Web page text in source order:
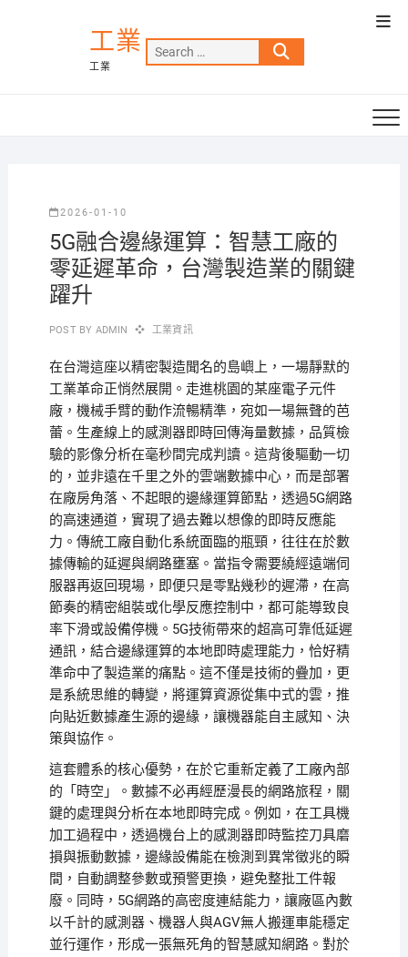
工業
工業
Search
…
2026-01-10
5G融合邊緣運算：智慧工廠的
零延遲革命，台灣製造業的關鍵
躍升
POST BY ADMIN 工業資訊
在台灣這座以精密製造聞名的島嶼上，一場靜默的
工業革命正悄然展開。走進桃園的某座電子元件
廠，機械手臂的動作流暢精準，宛如一場無聲的芭
蕾。生產線上的感測器即時回傳海量數據，品質檢
驗的影像分析在毫秒間完成判讀。這背後驅動一切
的，並非遠在千里之外的雲端數據中心，而是部署
在廠房角落、不起眼的邊緣運算節點，透過5G網路
的高速通道，實現了過去難以想像的即時反應能
力。傳統工廠自動化系統面臨的瓶頸，往往在於數
據傳輸的延遲與網路壅塞。當指令需要繞經遠端伺
服器再返回現場，即便只是零點幾秒的遲滯，在高
節奏的精密組裝或化學反應控制中，都可能導致良
率下滑或設備停機。5G技術帶來的超高可靠低延遲
通訊，結合邊緣運算的本地即時處理能力，恰好精
準命中了製造業的痛點。這不僅是技術的疊加，更
是系統思維的轉變，將運算資源從集中式的雲，推
向貼近數據產生源的邊緣，讓機器能自主感知、決
策與協作。
這套體系的核心優勢，在於它重新定義了工廠內部
的「時空」。數據不必再經歷漫長的網路旅程，關
鍵的處理與分析在本地即時完成。例如，在工具機
加工過程中，透過機台上的感測器即時監控刀具磨
損與振動數據，邊緣設備能在檢測到異常徵兆的瞬
間，自動調整參數或預警更換，避免整批工件報
廢。同時，5G網路的高密度連結能力，讓廠區內數
以千計的感測器、機器人與AGV無人搬運車能穩定
並行運作，形成一張無死角的智慧感知網路。對於